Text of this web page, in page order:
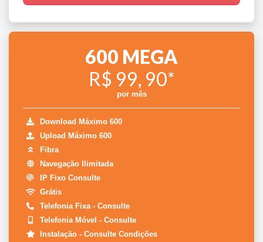
600 MEGA
R$ 99, 90*
por mês
Download Máximo 600
Upload Máximo 600
Fibra
Navegação Ilimitada
IP Fixo Consulte
Grátis
Telefonia Fixa - Consulte
Telefonia Móvel - Consulte
Instalação - Consulte Condições